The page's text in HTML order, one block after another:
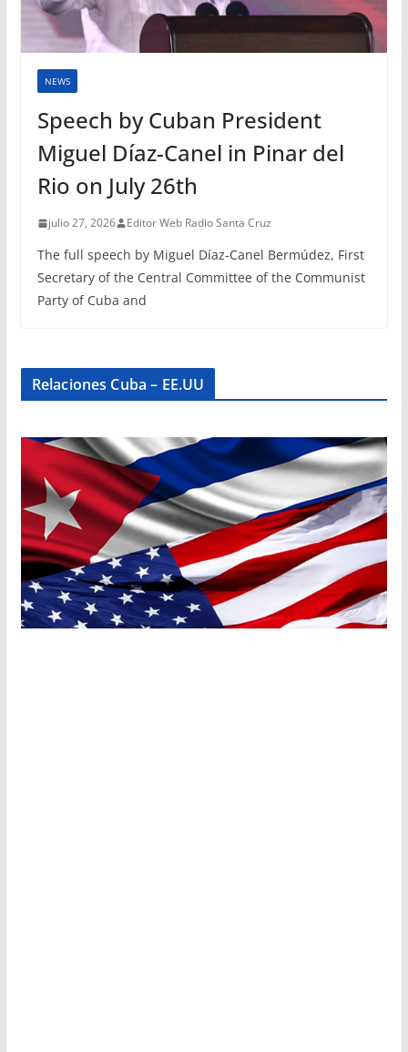
NEWS
Speech by Cuban President
Miguel Díaz-Canel in Pinar del
Rio on July 26th
julio 27, 2026 Editor Web Radio Santa Cruz
The full speech by Miguel Díaz-Canel Bermúdez, First
Secretary of the Central Committee of the Communist
Party of Cuba and
Relaciones Cuba – EE.UU